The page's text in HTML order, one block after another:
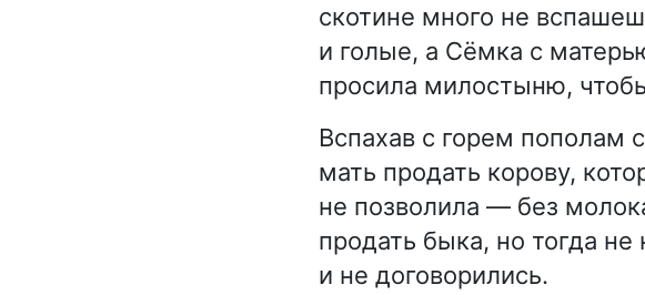
скотине много не
и голые, а Сёмка с
просила милостыню,
Вспахав с горем пополам
мать продать корову,
не позволила — без
продать быка, но тогда
и не договорились.